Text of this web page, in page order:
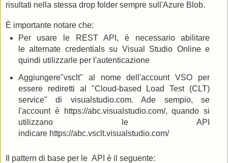
risultati nella stessa drop folder sempre sull'Azure Blob.
È importante notare che:
Per usare le REST API, è necessario abilitare
le alternate credentials su Visual Studio Online e
quindi utilizzarle per l'autenticazione
Aggiungere"vsclt" al nome dell'account VSO per
essere rediretti al "Cloud-based Load Test (CLT)
service" di visualstudio.com. Ade sempio, se
l'account è https://abc.visualstudio.com/, quando si
utilizzano le API
indicare https://abc.vsclt.visualstudio.com/
Il pattern di base per le API è il seguente: